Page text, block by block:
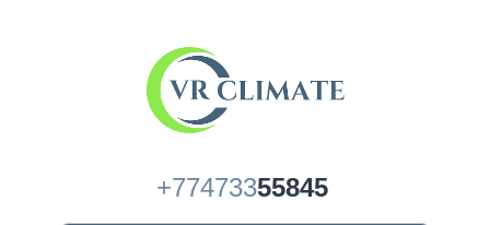
+77473355845